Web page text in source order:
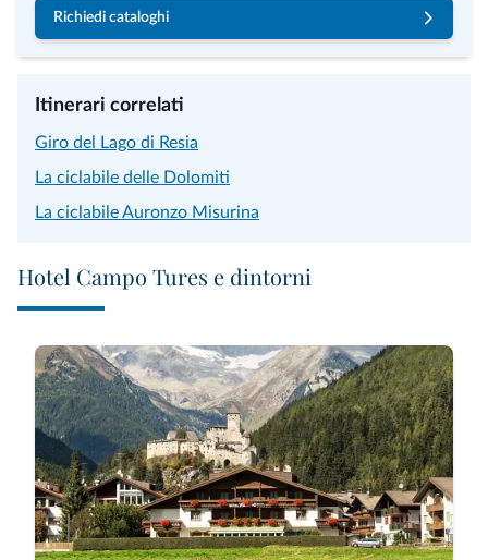
Richiedi cataloghi
Itinerari correlati
Giro del Lago di Resia
La ciclabile delle Dolomiti
La ciclabile Auronzo Misurina
Hotel Campo Tures e dintorni